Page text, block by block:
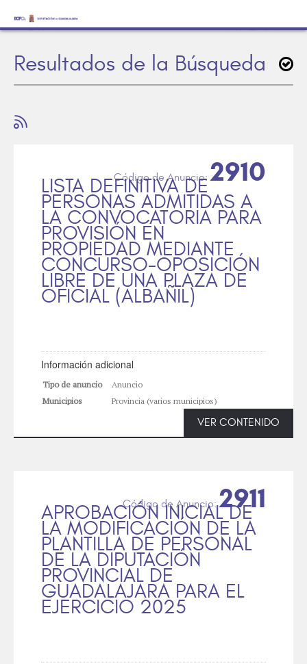
Resultados de la Búsqueda
LISTA DEFINITIVA DE
PERSONAS ADMITIDAS A
LA CONVOCATORIA PARA
PROVISIÓN EN
PROPIEDAD MEDIANTE
CONCURSO-OPOSICIÓN
LIBRE DE UNA PLAZA DE
OFICIAL (ALBAÑIL)
2910
Información adicional
Tipo de anuncio
Anuncio
Municipios
Provincia (varios municipios)
VER CONTENIDO
APROBACIÓN INICIAL DE
LA MODIFICACIÓN DE LA
PLANTILLA DE PERSONAL
DE LA DIPUTACIÓN
PROVINCIAL DE
GUADALAJARA PARA EL
EJERCICIO 2025
2911